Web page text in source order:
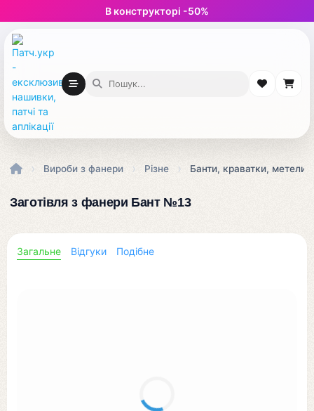
В конструкторі -50%
› Вироби з фанери › Різне › Банти, краватки,
Заготівля з фанери Бант №13
Загальне Відгуки Подібне